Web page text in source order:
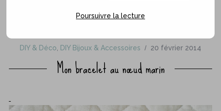
DIY & Déco DIY Bijoux & Accessoires 20 février 2014
Mon bracelet au nœud marin
Poursuivre la lecture